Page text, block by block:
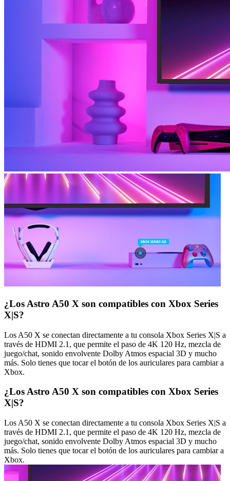
¿Los Astro A50 X son compatibles con Xbox Series
X|S?
Los A50 X se conectan directamente a tu consola Xbox Series X|S a
través de HDMI 2.1, que permite el paso de 4K 120 Hz, mezcla de
juego/chat, sonido envolvente Dolby Atmos espacial 3D y mucho
más. Solo tienes que tocar el botón de los auriculares para cambiar a
Xbox.
¿Los Astro A50 X son compatibles con Xbox Series
X|S?
Los A50 X se conectan directamente a tu consola Xbox Series X|S a
través de HDMI 2.1, que permite el paso de 4K 120 Hz, mezcla de
juego/chat, sonido envolvente Dolby Atmos espacial 3D y mucho
más. Solo tienes que tocar el botón de los auriculares para cambiar a
Xbox.